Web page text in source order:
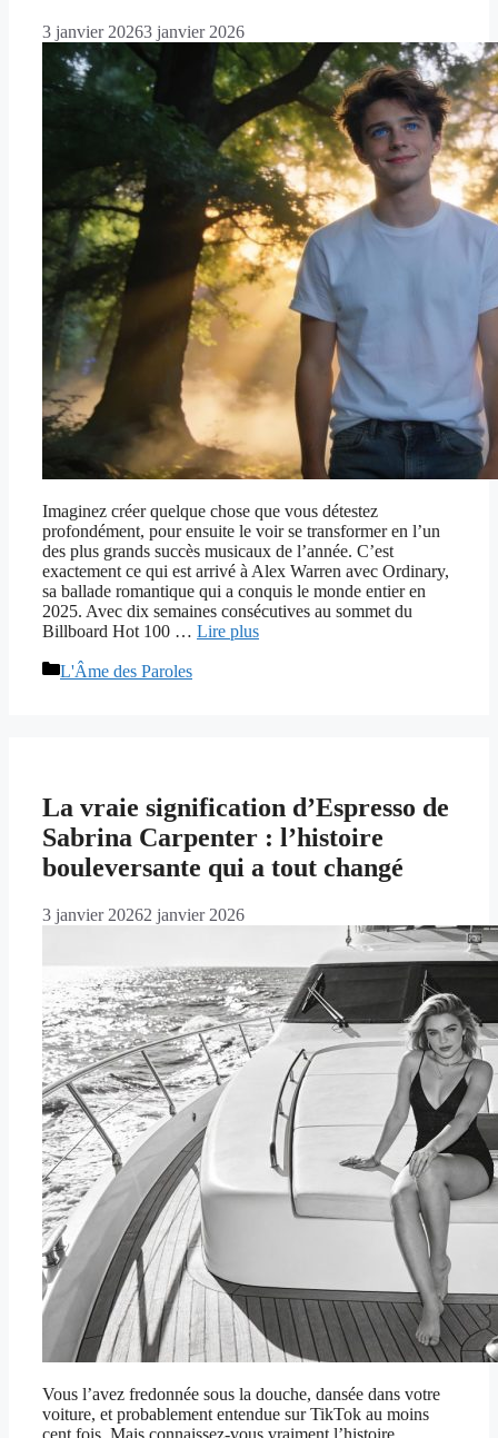
3 janvier 20263 janvier 2026
Imaginez créer quelque chose que vous détestez
profondément, pour ensuite le voir se transformer en l’un
des plus grands succès musicaux de l’année. C’est
exactement ce qui est arrivé à Alex Warren avec Ordinary,
sa ballade romantique qui a conquis le monde entier en
2025. Avec dix semaines consécutives au sommet du
Billboard Hot 100 … Lire plus
Catégories
L'Âme des Paroles
La vraie signification d’Espresso de
Sabrina Carpenter : l’histoire
bouleversante qui a tout changé
3 janvier 20262 janvier 2026
Vous l’avez fredonnée sous la douche, dansée dans votre
voiture, et probablement entendue sur TikTok au moins
cent fois. Mais connaissez-vous vraiment l’histoire